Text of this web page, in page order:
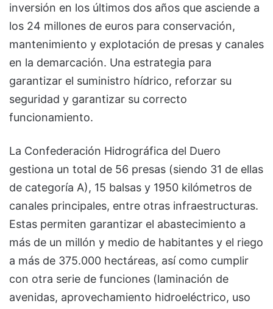
inversión en los últimos dos años que asciende a
los 24 millones de euros para conservación,
mantenimiento y explotación de presas y canales
en la demarcación. Una estrategia para
garantizar el suministro hídrico, reforzar su
seguridad y garantizar su correcto
funcionamiento.
La Confederación Hidrográfica del Duero
gestiona un total de 56 presas (siendo 31 de ellas
de categoría A), 15 balsas y 1950 kilómetros de
canales principales, entre otras infraestructuras.
Estas permiten garantizar el abastecimiento a
más de un millón y medio de habitantes y el riego
a más de 375.000 hectáreas, así como cumplir
con otra serie de funciones (laminación de
avenidas, aprovechamiento hidroeléctrico, uso